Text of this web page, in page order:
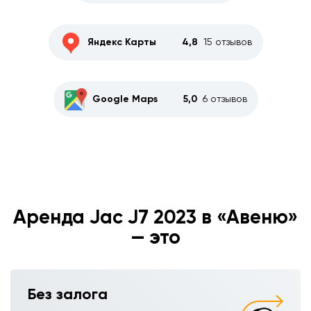
Яндекс Карты 4,8 15 отзывов
Google Maps 5,0 6 отзывов
Аренда Jac J7 2023 в «Авеню»
— это
Без залога